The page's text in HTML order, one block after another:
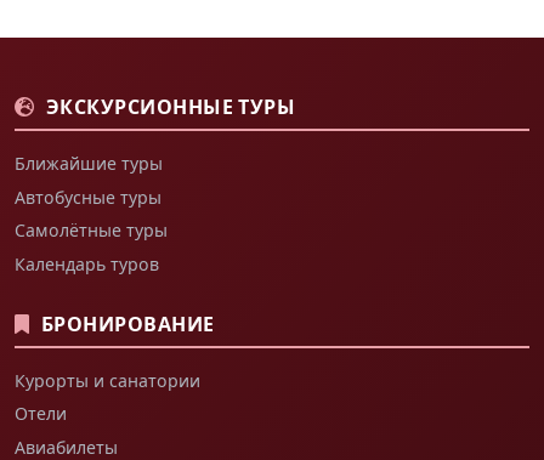
ЭКСКУРСИОННЫЕ ТУРЫ
Ближайшие туры
Автобусные туры
Самолётные туры
Календарь туров
БРОНИРОВАНИЕ
Курорты и санатории
Отели
Авиабилеты